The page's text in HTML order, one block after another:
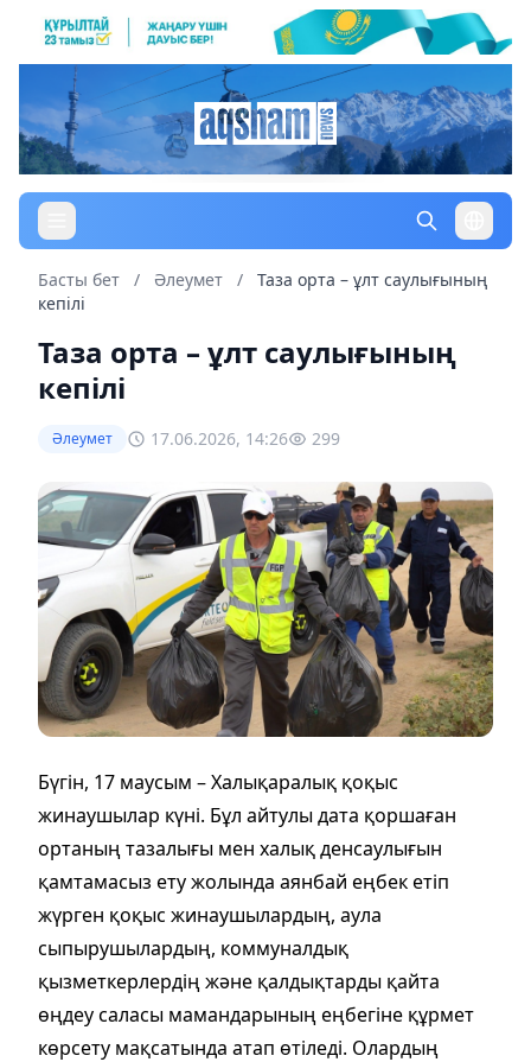
Басты бет / Әлеумет /
Таза орта – ұлт саулығының
кепілі
Таза орта – ұлт саулығының
кепілі
Әлеумет 17.06.2026, 14:26 299
Бүгін, 17 маусым – Халықаралық қоқыс
жинаушылар күні. Бұл айтулы дата қоршаған
ортаның тазалығы мен халық денсаулығын
қамтамасыз ету жолында аянбай еңбек етіп
жүрген қоқыс жинаушылардың, аула
сыпырушылардың, коммуналдық
қызметкерлердің және қалдықтарды қайта
өңдеу саласы мамандарының еңбегіне құрмет
көрсету мақсатында атап өтіледі. Олардың